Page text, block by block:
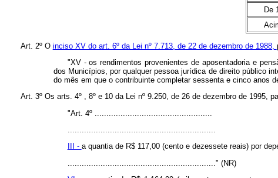
De
Art. 2º O inciso XV do art. 6º da Lei nº 7.713, de 22 de dezembro de 1988,
"XV - os rendimentos provenientes de aposentadoria e
dos Municípios, por qualquer pessoa jurídica de direito público
do mês em que o contribuinte completar sessenta e cinco anos
Art. 3º Os arts. 4º , 8º e 10 da Lei nº 9.250, de 26 de dezembro de 1995,
"Art. 4º ..................................................
III - a quantia de R$ 117,00 (cento e dezessete reais) por
..............................................................." (NR)